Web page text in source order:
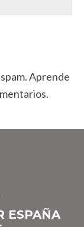
Aprende
ESPAÑA